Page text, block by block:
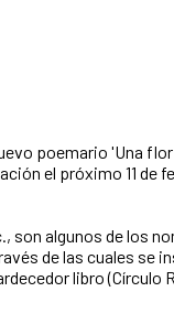
poemario 'Una
el próximo 11 de
son algunos de los
de las cuales se
libro (Círculo